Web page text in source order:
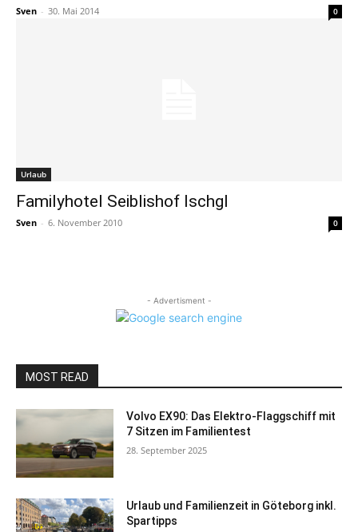
Sven - 30. Mai 2014 0
Urlaub
Familyhotel Seiblishof Ischgl
Sven - 6. November 2010 0
- Advertisment -
MOST READ
Volvo EX90: Das Elektro-Flaggschiff mit
7 Sitzen im Familientest
28. September 2025
Urlaub und Familienzeit in Göteborg inkl.
Spartipps